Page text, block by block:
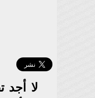
لا أجد